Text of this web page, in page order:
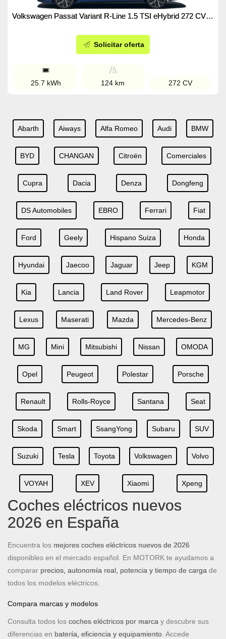
Volkswagen Passat Variant R-Line 1.5 TSI eHybrid 272 CV
Solicitar oferta
25.7 kWh 124 km 272 CV
Abarth Aiways Alfa Romeo Audi BMW
BYD CHANGAN Citroën Comerciales
Cupra Dacia Denza Dongfeng
DS Automobiles EBRO Ferrari Fiat
Ford Geely Hispano Suiza Honda
Hyundai Jaecoo Jaguar Jeep KGM
Kia Lancia Land Rover Leapmotor
Lexus Maserati Mazda Mercedes-Benz
MG Mini Mitsubishi Nissan OMODA
Opel Peugeot Polestar Porsche
Renault Rolls-Royce Santana Seat
Skoda Smart SsangYong Subaru SUV
Suzuki Tesla Toyota Volkswagen Volvo
VOYAH XEV Xiaomi Xpeng
Coches eléctricos nuevos
2026 en España
Encuentra los mejores coches eléctricos nuevos de 2026
disponibles en el mercado español. En MOTORK te ayudamos a
comparar precios, autonomía real, potencia y tiempo de carga de
todos los modelos eléctricos.
Compara marcas y modelos
Consulta todos los coches eléctricos por marca y descubre sus
diferencias en batería, eficiencia y equipamiento. Accede